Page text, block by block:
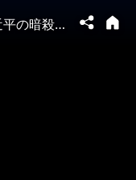
中国 大規模な政治粛清 習近平の暗殺計画に関与しているか